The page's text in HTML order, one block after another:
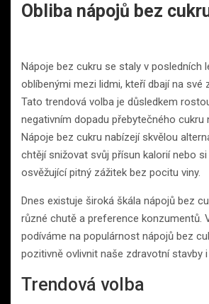
Obliba nápojů bez
Nápoje bez cukru se staly v posledních
oblíbenými mezi lidmi, kteří dbají na své
Tato trendová volba je důsledkem
negativním dopadu přebytečného cukru
Nápoje bez cukru nabízejí skvělou
chtějí snižovat svůj přísun kalorií nebo
osvěžující pitný zážitek bez pocitu viny.
Dnes existuje široká škála nápojů bez
různé chutě a preference konzumentů.
podíváme na populárnost nápojů bez
pozitivně ovlivnit naše zdravotní stavby
Trendová volba